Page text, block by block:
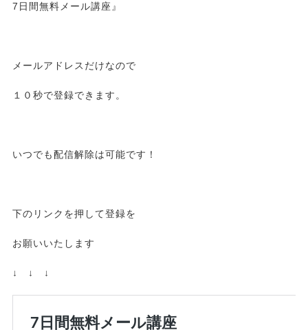
7日間無料メール講座』
メールアドレスだけなので
１０秒で登録できます。
いつでも配信解除は可能です！
下のリンクを押して登録を
お願いいたします
↓ ↓ ↓